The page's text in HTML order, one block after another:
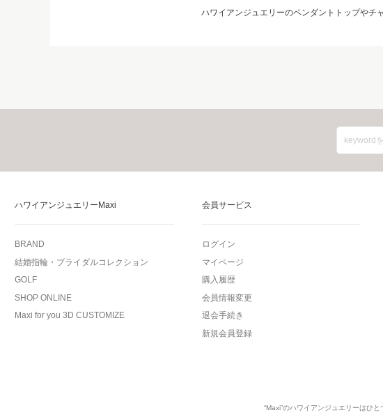
ハワイアンジュエリーのペンダントトップやチ
ハワイアンジュエリーMaxi
BRAND
結婚指輪・ブライダルコレクション
GOLF
SHOP ONLINE
Maxi for you 3D CUSTOMIZE
会員サービス
ログイン
マイページ
購入履歴
会員情報変更
退会手続き
新規会員登録
“Maxi”のハワイアンジュエリーはひと